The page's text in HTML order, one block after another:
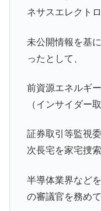
ネサスエレクト
未公開情報を基
ったとして、
前資源エネルギ
（インサイダー
証券取引等監視
次長宅を家宅捜索
半導体業界など
の審議官を務め